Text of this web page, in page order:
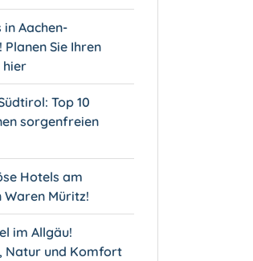
in Aachen-
Planen Sie Ihren
hier
Top 10
sorgenfreien
Hotels am
Waren Müritz!
im Allgäu!
Natur und Komfort